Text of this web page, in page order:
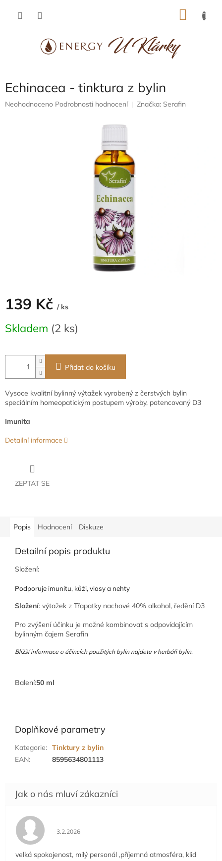
Echinacea - tinktura z bylin
Průměrné
Neohodnoceno Podrobnosti hodnocení Značka: Serafin
139 Kč / ks
cena:
Skladem (2 ks)
Přidat do košíku
Vysoce kvalitní bylinný výtažek vyrobený z čerstvých bylin
speciálním homeopatickým postupem výroby, potencovaný D3
Imunita
Detailní informace
ZEPTAT SE
Popis Hodnocení Diskuze
Detailní popis produktu
Složení:
Podporuje imunitu, kůži, vlasy a nehty
Složení: výtažek z Třapatky nachové 40% alkohol, ředění D3
Pro zvýšení účinku je možné kombinovat s odpovídajícím
bylinným čajem Serafin
Bližší informace o účincích použitých bylin najdete v herbáři bylin.
Balení:50 ml
Doplňkové parametry
Kategorie: Tinktury z bylin
EAN: 8595634801113
Hodnocení obchodu je 5 z 5 hvězdiček.
3.2.2026
velká spokojenost, milý personál ,příjemná atmosféra, klid